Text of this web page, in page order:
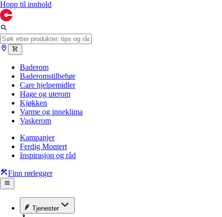
Hopp til innhold
Baderom
Baderomstilbehør
Care hjelpemidler
Hage og uterom
Kjøkken
Varme og inneklima
Vaskerom
Kampanjer
Ferdig Montert
Inspirasjon og råd
Finn rørlegger
Tjenester